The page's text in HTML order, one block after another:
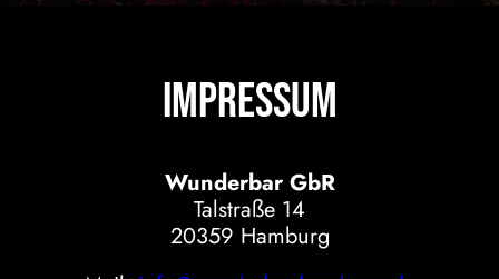
Impressum
Wunderbar GbR
Talstraße 14
20359 Hamburg